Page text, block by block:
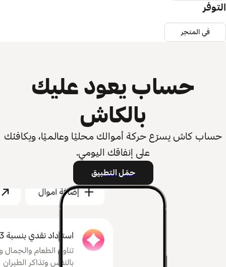
التوفر
في المتجر
حساب يعود عليك
بالكاش
حساب كاش يسرّع حركة أموالك محليًا وعالميًا، ويكافئك
على إنفاقك اليومي.
حمّل التطبيق